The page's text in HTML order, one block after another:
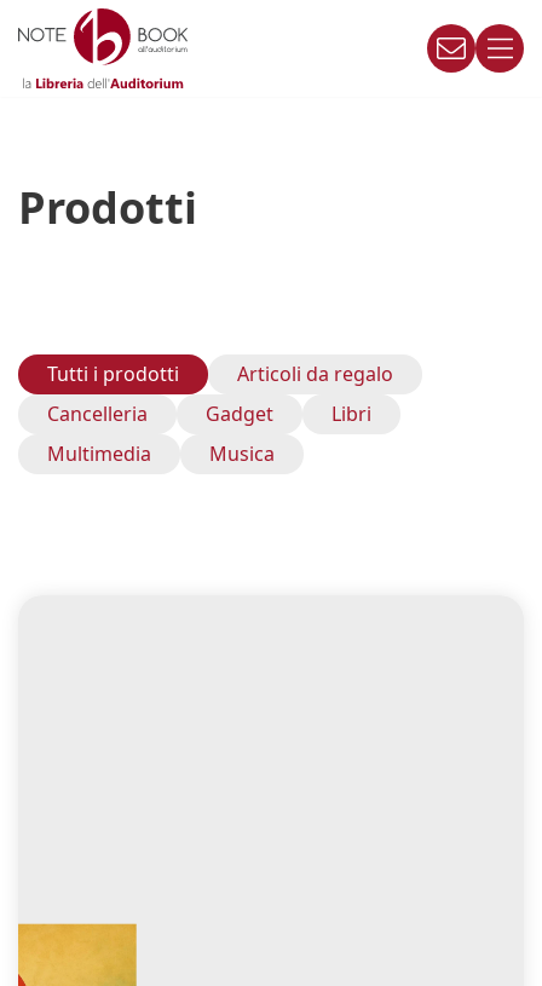
al
Prodotti
Tutti i prodotti
Articoli da regalo
Cancelleria
Gadget
Libri
Multimedia
Musica